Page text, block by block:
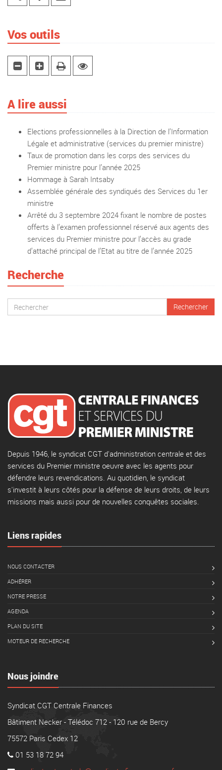
Vos outils
A lire aussi
Elections professionnelles à la Direction de l’Information
Légale et administrative (services du premier ministre)
Taux de promotion dans les corps des services du
Premier ministre pour l’année 2025
Hommage à Sarah Intsaby
Assemblée générale des syndiqués des Services du 1er
ministre
Arrêté du 3 septembre 2024 fixant le nombre de postes
offerts à l’examen professionnel réservé aux agents des
services du Premier ministre pour l’accès au grade
d’attaché principal de l’Etat au titre de l’année 2025
Recherche
Depuis 1946, le syndicat CGT d'administration centrale et des
services du Premier ministre oeuvre avec les agents pour
défendre leurs revendications. Au quotidien, le syndicat
s'investit à leurs côtés pour la défense de leurs droits, de leurs
missions mais aussi pour de nouvelles conquêtes sociales.
Liens rapides
NOUS CONTACTER
ADHÉRER
NOTRE PRESSE
AGENDA
PLAN DU SITE
MOTEUR DE RECHERCHE
Nous joindre
Syndicat CGT Centrale Finances
Bâtiment Necker - Télédoc 712 - 120 rue de Bercy
75572 Paris Cedex 12
01 53 18 72 94